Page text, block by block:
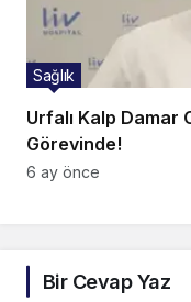
Urfalı Kalp Damar
Görevinde!
Sağlık
6 ay önce
Bir Cevap Yaz